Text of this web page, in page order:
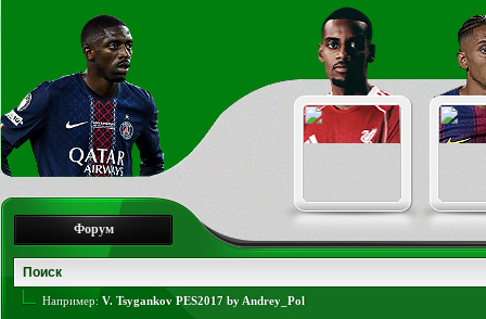
Форум
Например: V. Tsygankov PES2017 by Andrey_Pol